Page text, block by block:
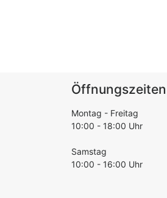
Öffnungszeiten
Montag - Freitag
10:00 - 18:00 Uhr
Samstag
10:00 - 16:00 Uhr